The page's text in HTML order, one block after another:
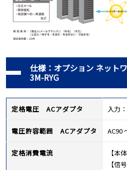
仕様：オプション ネット
3M-RYG
定格電圧 ACアダプタ 入力
電圧許容範囲 ACアダプタ AC90
定格消費電流
【本
【信